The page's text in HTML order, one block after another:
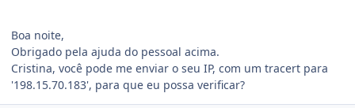
Boa noite,
Obrigado pela ajuda do pessoal acima.
Cristina, você pode me enviar o seu IP, com um tracert para
'198.15.70.183', para que eu possa verificar?